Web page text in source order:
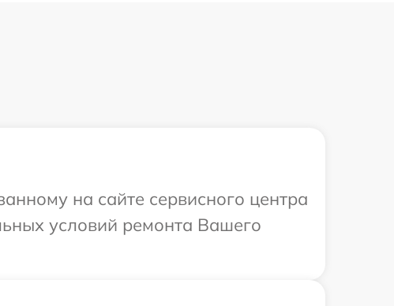
на сайте сервисного центра
условий ремонта Вашего